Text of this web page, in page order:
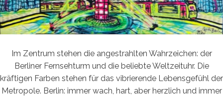
Im Zentrum stehen die angestrahlten Wahrzeichen: der
Berliner Fernsehturm und die beliebte Weltzeituhr. Die
kräftigen Farben stehen für das vibrierende Lebensgefühl der
Metropole. Berlin: immer wach, hart, aber herzlich und immer